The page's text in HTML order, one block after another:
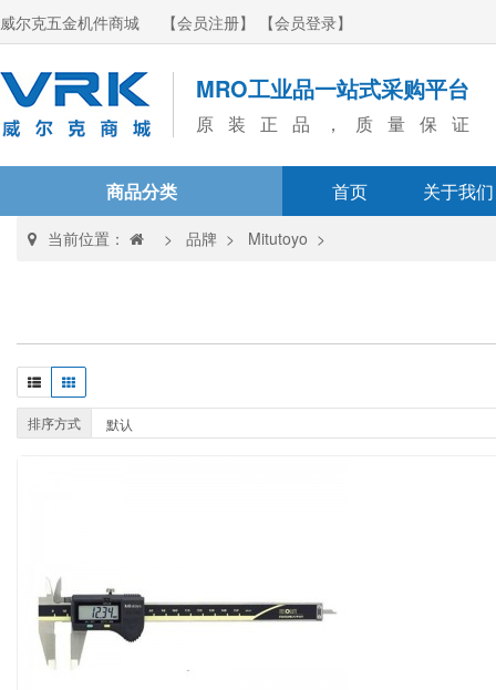
威尔克五金机件商城 【会员注册】 【会员登录】
MRO工业品一站式采购平台
原装正品，质量保证
商品分类 首页 关于我们
当前位置： > 品牌 > Mitutoyo >
排序方式